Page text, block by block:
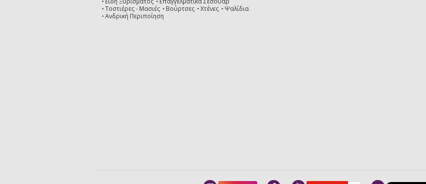
Τοστιέρες - Μασιές
Βούρτσες Χτένες
Ψαλίδια
Ανδρική Περιποίηση